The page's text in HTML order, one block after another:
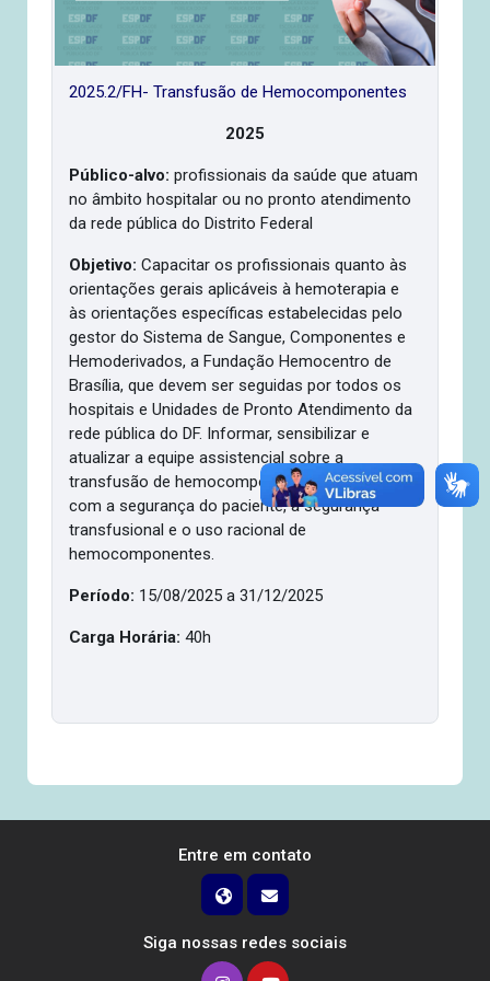
2025.2/FH- Transfusão de Hemocomponentes
2025
Público-alvo: profissionais da saúde que atuam
no âmbito hospitalar ou no pronto atendimento
da rede pública do Distrito Federal
Objetivo: Capacitar os profissionais quanto às
orientações gerais aplicáveis à hemoterapia e
às orientações específicas estabelecidas pelo
gestor do Sistema de Sangue, Componentes e
Hemoderivados, a Fundação Hemocentro de
Brasília, que devem ser seguidas por todos os
hospitais e Unidades de Pronto Atendimento da
rede pública do DF. Informar, sensibilizar e
atualizar a equipe assistencial sobre a
transfusão de hemocomponentes, contribuindo
com a segurança do paciente, a segurança
transfusional e o uso racional de
hemocomponentes.
Período: 15/08/2025 a 31/12/2025
Carga Horária: 40h
Entre em contato
Siga nossas redes sociais